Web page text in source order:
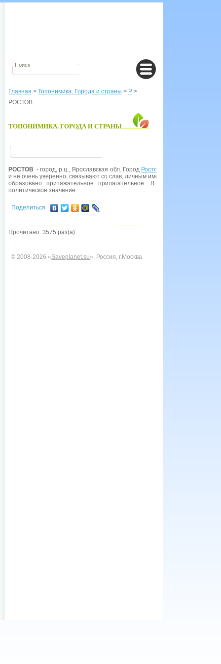
Главная > Топонимика. Города и страны > Р >
РОСТОВ
ТОПОНИМИКА. ГОРОДА И СТРАНЫ
РОСТОВ - город, р.ц., Ярославская обл. Город Ростов
и не очень уверенно, связывают со слав, личным именем Рост (ср.
образовано притяжательное прилагательное. В XII-XVII вв.
политическое значение.
Поделиться
Прочитано: 3575 раз(а)
© 2008-2026 «Saveplanet.su», Россия, г.Москва